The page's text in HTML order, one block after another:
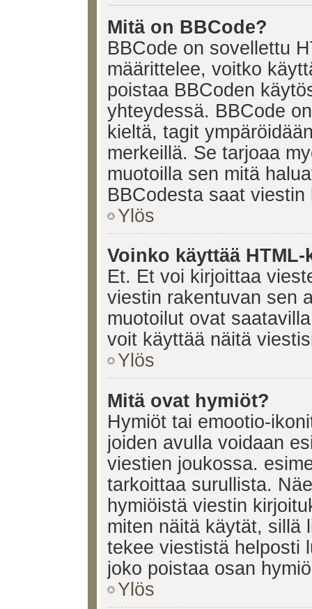
Mitä on BBCode?
BBCode on sovellettu
määrittelee, voitko
poistaa BBCoden
yhteydessä. BBCode
kieltä, tagit
merkeillä. Se tarjoaa
muotoilla sen mitä
BBCodesta saat
Ylös
Voinko käyttää
Et. Et voi kirjoittaa
viestin rakentuvan sen
muotoilut ovat
voit käyttää näitä
Ylös
Mitä ovat hymiöt?
Hymiöt tai emootio-
joiden avulla voidaan
viestien joukossa.
tarkoittaa surullista.
hymiöistä viestin
miten näitä käytät, sillä
tekee viestistä helposti
joko poistaa osan
Ylös